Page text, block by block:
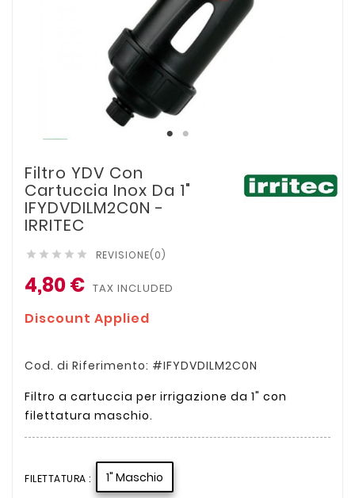
Filtro YDV Con
Cartuccia Inox Da 1"
IFYDVDILM2C0N -
IRRITEC
     REVISIONE(0)
4,80 € TAX INCLUDED
Discount Applied
Cod. di Riferimento: #IFYDVDILM2C0N
Filtro a cartuccia per irrigazione da 1" con
filettatura maschio.
FILETTATURA : 1" Maschio